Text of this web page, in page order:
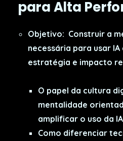
para Alta
Objetivo: Construir a
necessária para usar
estratégia e impacto
O papel da cultura
mentalidade
amplificar o uso da
Como diferenciar